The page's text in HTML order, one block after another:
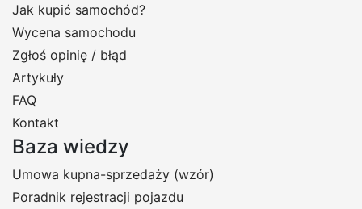
Jak kupić samochód?
Wycena samochodu
Zgłoś opinię / błąd
Artykuły
FAQ
Kontakt
Baza wiedzy
Umowa kupna-sprzedaży (wzór)
Poradnik rejestracji pojazdu